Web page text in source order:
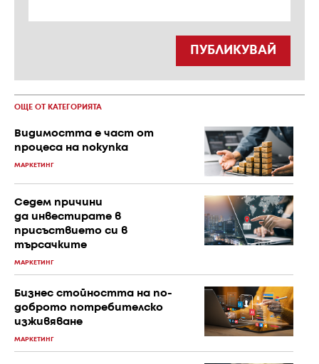
ПУБЛИКУВАЙ
ОЩЕ ОТ КАТЕГОРИЯТА
Видимостта е част от
процеса на покупка
МАРКЕТИНГ
Седем причини
да инвестирате в
присъствието си в
търсачките
МАРКЕТИНГ
Бизнес стойността на по-
доброто потребителско
изживяване
МАРКЕТИНГ